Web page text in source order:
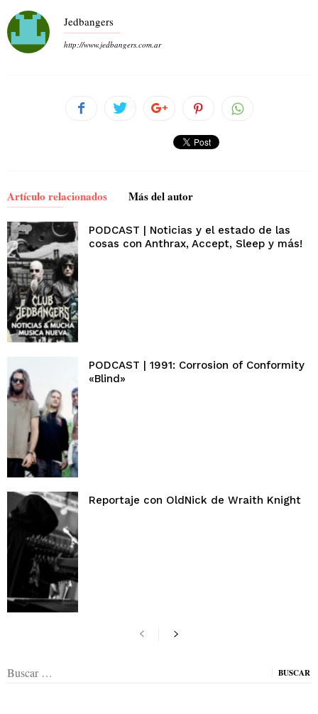
Jedbangers
http://www.jedbangers.com.ar
Artículo relacionados Más del autor
PODCAST | Noticias y el estado de las
cosas con Anthrax, Accept, Sleep y más!
PODCAST | 1991: Corrosion of Conformity
«Blind»
Reportaje con OldNick de Wraith Knight
Buscar: